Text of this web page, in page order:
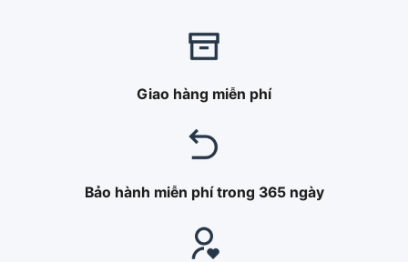
Giao hàng miễn phí
Bảo hành miễn phí trong 365 ngày